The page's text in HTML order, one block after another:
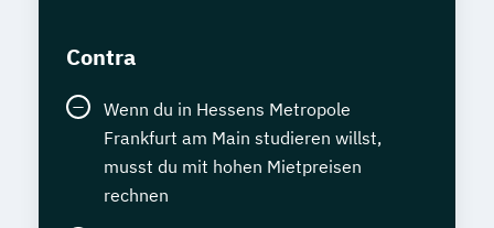
Contra
Wenn du in Hessens Metropole
Frankfurt am Main studieren willst,
musst du mit hohen Mietpreisen
rechnen